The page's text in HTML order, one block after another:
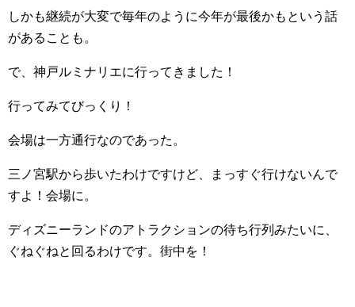
しかも継続が大変で毎年のように今年が最後かもという話
があることも。
で、神戸ルミナリエに行ってきました！
行ってみてびっくり！
会場は一方通行なのであった。
三ノ宮駅から歩いたわけですけど、まっすぐ行けないんで
すよ！会場に。
ディズニーランドのアトラクションの待ち行列みたいに、
ぐねぐねと回るわけです。街中を！